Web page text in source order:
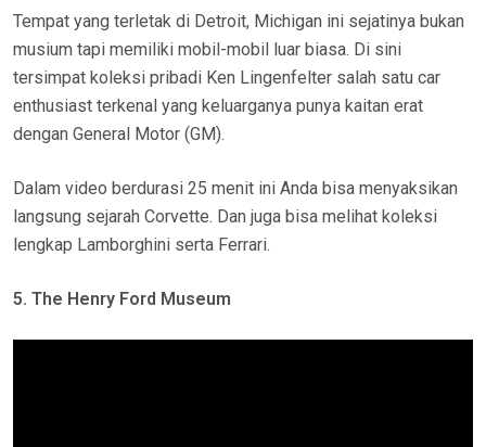
Tempat yang terletak di Detroit, Michigan ini sejatinya bukan
musium tapi memiliki mobil-mobil luar biasa. Di sini
tersimpat koleksi pribadi Ken Lingenfelter salah satu car
enthusiast terkenal yang keluarganya punya kaitan erat
dengan General Motor (GM).
Dalam video berdurasi 25 menit ini Anda bisa menyaksikan
langsung sejarah Corvette. Dan juga bisa melihat koleksi
lengkap Lamborghini serta Ferrari.
5. The Henry Ford Museum